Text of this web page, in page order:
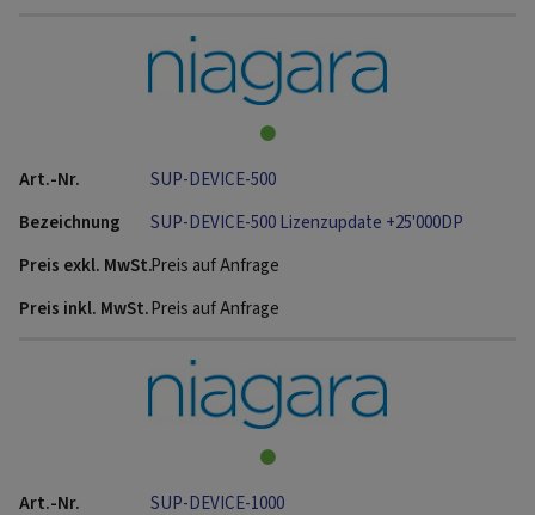
SUP-DEVICE-500
SUP-DEVICE-500 Lizenzupdate +25'000DP
Preis auf Anfrage
Preis auf Anfrage
SUP-DEVICE-1000